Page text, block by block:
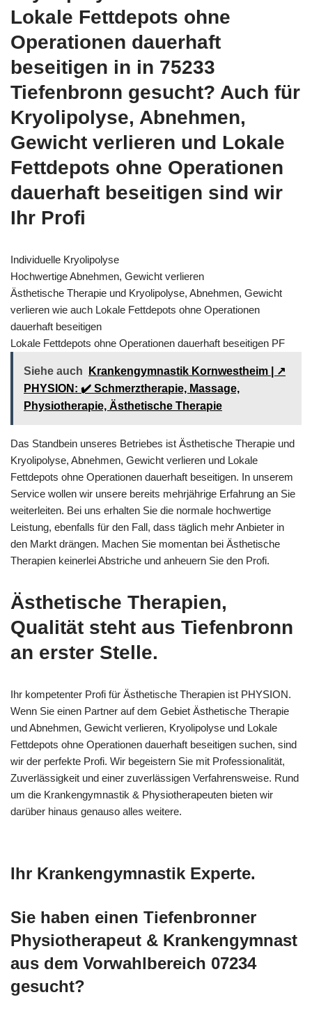
Lokale Fettdepots ohne
Operationen dauerhaft
beseitigen in in 75233
Tiefenbronn gesucht? Auch für
Kryolipolyse, Abnehmen,
Gewicht verlieren und Lokale
Fettdepots ohne Operationen
dauerhaft beseitigen sind wir
Ihr Profi
Individuelle Kryolipolyse
Hochwertige Abnehmen, Gewicht verlieren
Ästhetische Therapie und Kryolipolyse, Abnehmen, Gewicht
verlieren wie auch Lokale Fettdepots ohne Operationen
dauerhaft beseitigen
Lokale Fettdepots ohne Operationen dauerhaft beseitigen PF
Siehe auch
Krankengymnastik Kornwestheim | ↗️
PHYSION: ✔️ Schmerztherapie, Massage,
Physiotherapie, Ästhetische Therapie
Das Standbein unseres Betriebes ist Ästhetische Therapie und
Kryolipolyse, Abnehmen, Gewicht verlieren und Lokale
Fettdepots ohne Operationen dauerhaft beseitigen. In unserem
Service wollen wir unsere bereits mehrjährige Erfahrung an Sie
weiterleiten. Bei uns erhalten Sie die normale hochwertige
Leistung, ebenfalls für den Fall, dass täglich mehr Anbieter in
den Markt drängen. Machen Sie momentan bei Ästhetische
Therapien keinerlei Abstriche und anheuern Sie den Profi.
Ästhetische Therapien,
Qualität steht aus Tiefenbronn
an erster Stelle.
Ihr kompetenter Profi für Ästhetische Therapien ist PHYSION.
Wenn Sie einen Partner auf dem Gebiet Ästhetische Therapie
und Abnehmen, Gewicht verlieren, Kryolipolyse und Lokale
Fettdepots ohne Operationen dauerhaft beseitigen suchen, sind
wir der perfekte Profi. Wir begeistern Sie mit Professionalität,
Zuverlässigkeit und einer zuverlässigen Verfahrensweise. Rund
um die Krankengymnastik & Physiotherapeuten bieten wir
darüber hinaus genauso alles weitere.
Ihr Krankengymnastik Experte.
Sie haben einen Tiefenbronner
Physiotherapeut & Krankengymnast
aus dem Vorwahlbereich 07234
gesucht?